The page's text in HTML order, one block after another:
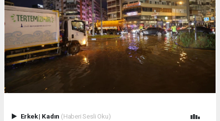
Erkek| Kadın (Haberi Sesli Oku)